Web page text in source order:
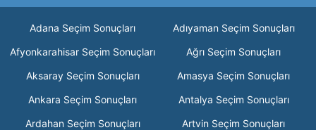
Adana Seçim Sonuçları
Adıyaman Seçim Sonuçları
Afyonkarahisar Seçim Sonuçları
Ağrı Seçim Sonuçları
Aksaray Seçim Sonuçları
Amasya Seçim Sonuçları
Ankara Seçim Sonuçları
Antalya Seçim Sonuçları
Ardahan Seçim Sonuçları
Artvin Seçim Sonuçları